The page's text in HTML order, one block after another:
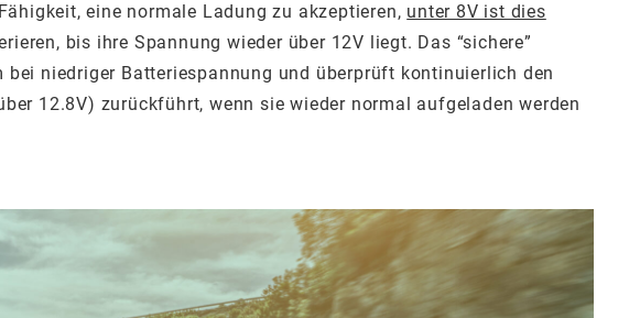
eine normale Ladung zu akzeptieren, unter 8V ist dies
bis ihre Spannung wieder über 12V liegt. Das “sichere”
niedriger Batteriespannung und überprüft kontinuierlich den
12.8V) zurückführt, wenn sie wieder normal aufgeladen werden